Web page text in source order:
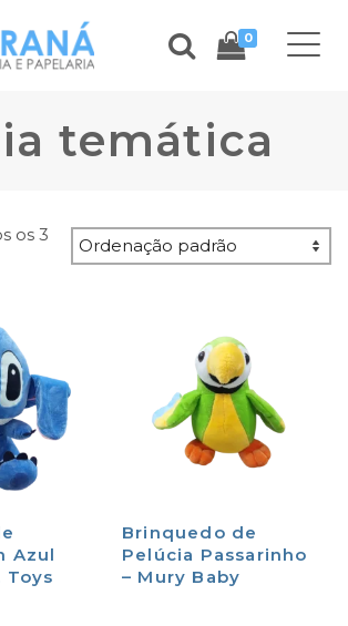
0
temática
os 3
Azul
Toys
Brinquedo de
Pelúcia Passarinho
– Mury Baby